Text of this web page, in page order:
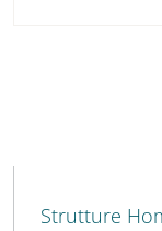
MENU CEV
Strutture